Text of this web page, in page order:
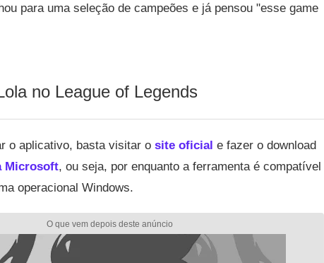
para uma seleção de campeões e já pensou "esse game
no League of Legends
o aplicativo, basta visitar o site oficial e fazer o download
Microsoft, ou seja, por enquanto a ferramenta é compatível
operacional Windows.